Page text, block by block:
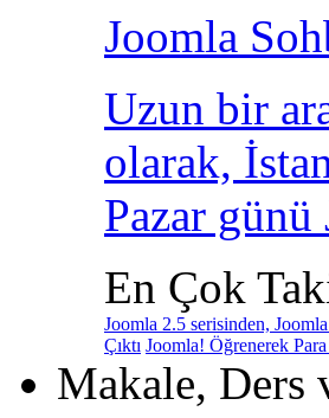
Joomla
Uzun bir
olarak,
Pazar
En Çok
Joomla 2.5 serisinden,
Çıktı Joomla! Öğrenerek
Makale, Ders